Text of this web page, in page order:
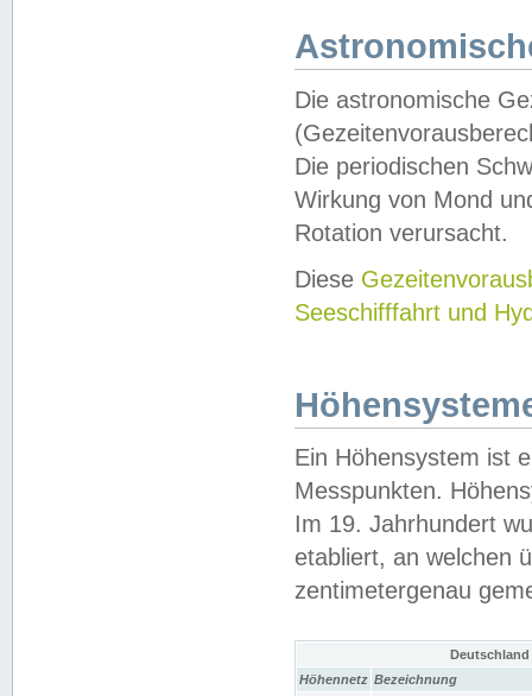
Die astronomische
Die periodischen
Wirkung von Mond
Rotation verursacht.
Diese
Seeschifffahrt und
Ein Höhensystem ist
Messpunkten.
Im 19. Jahrhundert
etabliert, an welchen
zentimetergenau
Höhennetz Bezeichnung